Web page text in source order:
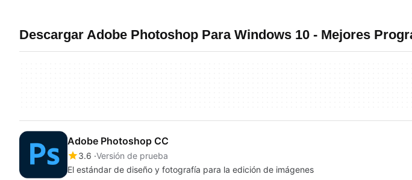
Descargar Adobe Photoshop Para Windows 10 - Mejores
Adobe Photoshop CC
3.6 Versión de prueba
El estándar de diseño y fotografía para la edición de imágenes